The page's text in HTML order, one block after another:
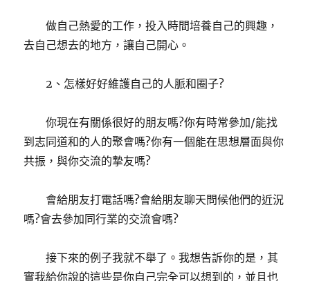
做自己熱愛的工作，投入時間培養自己的興趣，
去自己想去的地方，讓自己開心。
2、怎樣好好維護自己的人脈和圈子?
你現在有關係很好的朋友嗎?你有時常參加/能找
到志同道和的人的聚會嗎?你有一個能在思想層面與你
共振，與你交流的摯友嗎?
會給朋友打電話嗎?會給朋友聊天問候他們的近況
嗎?會去參加同行業的交流會嗎?
接下來的例子我就不舉了。我想告訴你的是，其
實我給你說的這些是你自己完全可以想到的，並且也